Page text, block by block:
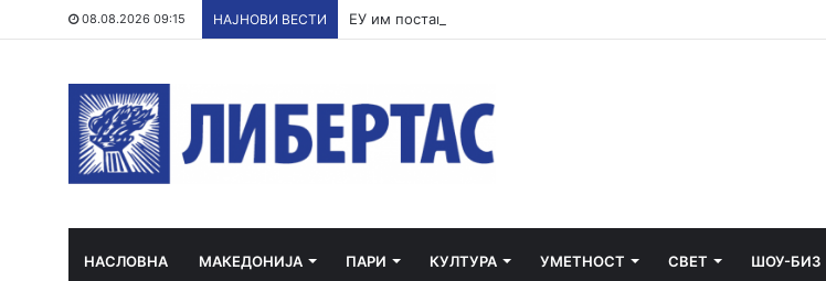
08.08.2026 09:15 НАЈНОВИ ВЕСТИ ЕУ им постави ултиматум на пет држави поради „златните пасоши“
НАСЛОВНА МАКЕДОНИЈА ПАРИ КУЛТУРА УМЕТНОСТ СВЕТ ШОУ-БИЗ